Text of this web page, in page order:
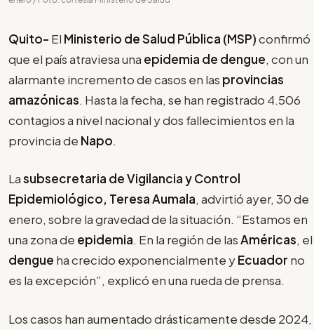
Quito- El Ministerio de Salud Pública (MSP)confirmó
que el país atraviesa una epidemia de dengue, con un
alarmante incremento de casos en las provincias
amazónicas. Hasta la fecha, se han registrado 4.506
contagios a nivel nacional y dos fallecimientos en la
provincia de Napo.
Lasubsecretaria de Vigilancia y Control
Epidemiológico, Teresa Aumala, advirtió ayer, 30 de
enero, sobre la gravedad de la situación. “Estamos en
una zona de epidemia. En la región de lasAméricas, el
dengue ha crecido exponencialmente yEcuador no
es la excepción”, explicó en una rueda de prensa.
Los casos han aumentado drásticamente desde 2024,